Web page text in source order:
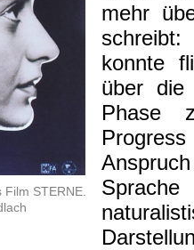
STERNE.
mehr
schreibt:
konnte
über die
Phase